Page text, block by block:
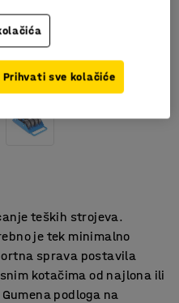
Slični proizvodi
teških strojeva.
je tek minimalno
sprava postavila
kotačima od najlona ili
podloga na
Prihvati sve kolačiće